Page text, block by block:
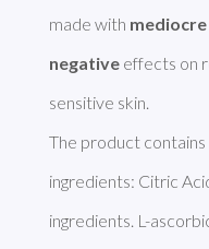
made with
negative effects on
sensitive skin.
The product
ingredients: Citric
ingredients. L-